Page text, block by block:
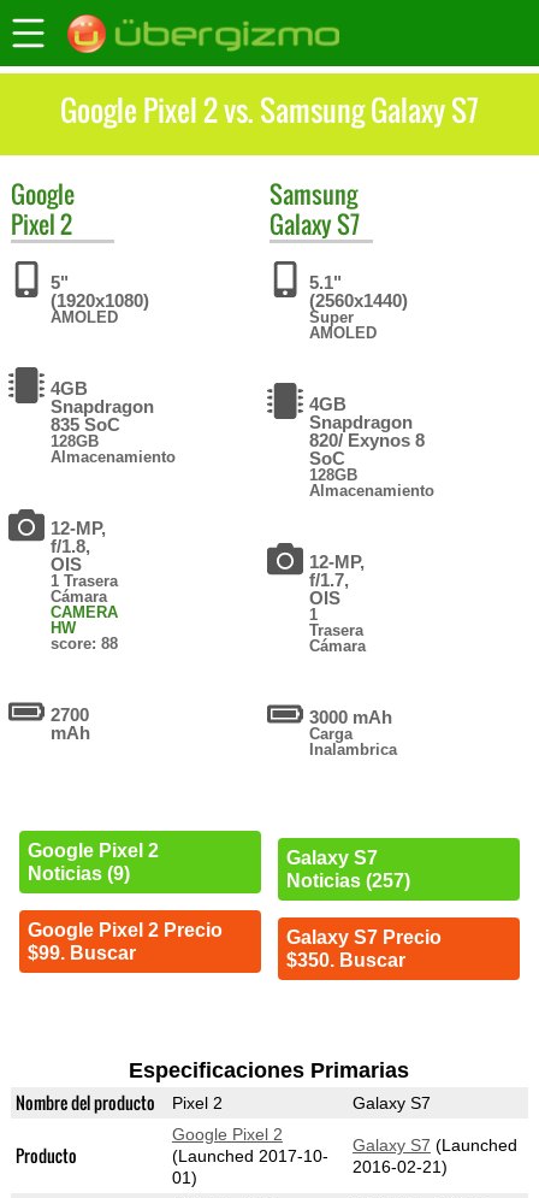
Google Pixel 2 vs. Samsung Galaxy S7
Google
Pixel 2
5"
(1920x1080)
AMOLED
4GB
Snapdragon
835 SoC
128GB
Almacenamiento
12-MP,
f/1.8,
OIS
1 Trasera
Cámara
CAMERA
HW
score: 88
2700
mAh
Google Pixel 2
Noticias (9)
Google Pixel 2 Precio
$99. Buscar
Samsung
Galaxy S7
5.1"
(2560x1440)
Super
AMOLED
4GB
Snapdragon
820/ Exynos 8
SoC
128GB
Almacenamiento
12-MP,
f/1.7,
OIS
1
Trasera
Cámara
3000 mAh
Carga
Inalambrica
Galaxy S7
Noticias (257)
Galaxy S7 Precio
$350. Buscar
Especificaciones Primarias
Nombre del producto Pixel 2 Galaxy S7
Producto
Google Pixel 2
(Launched 2017-10-
01)
Galaxy S7 (Launched
2016-02-21)